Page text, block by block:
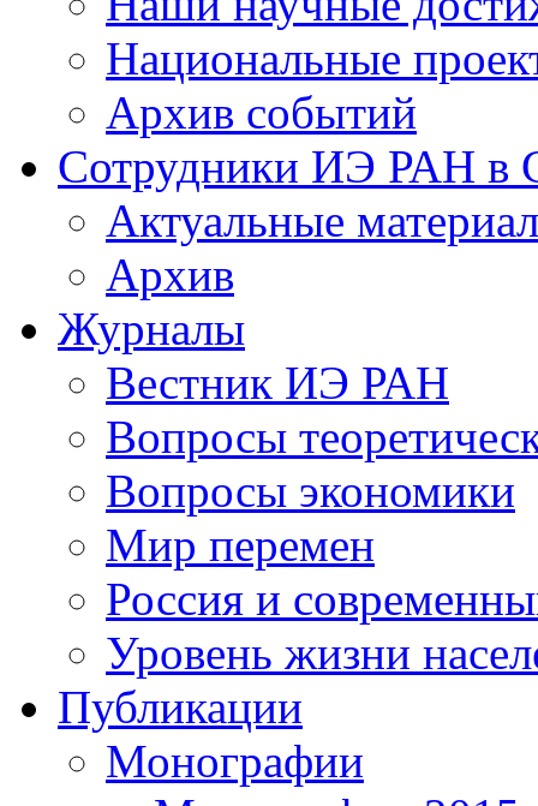
Национальные
Архив событий
Сотрудники ИЭ РАН
Актуальные
Архив
Журналы
Вестник ИЭ РАН
Вопросы
Вопросы экономики
Мир перемен
Россия и
Уровень жизни
Публикации
Монографии